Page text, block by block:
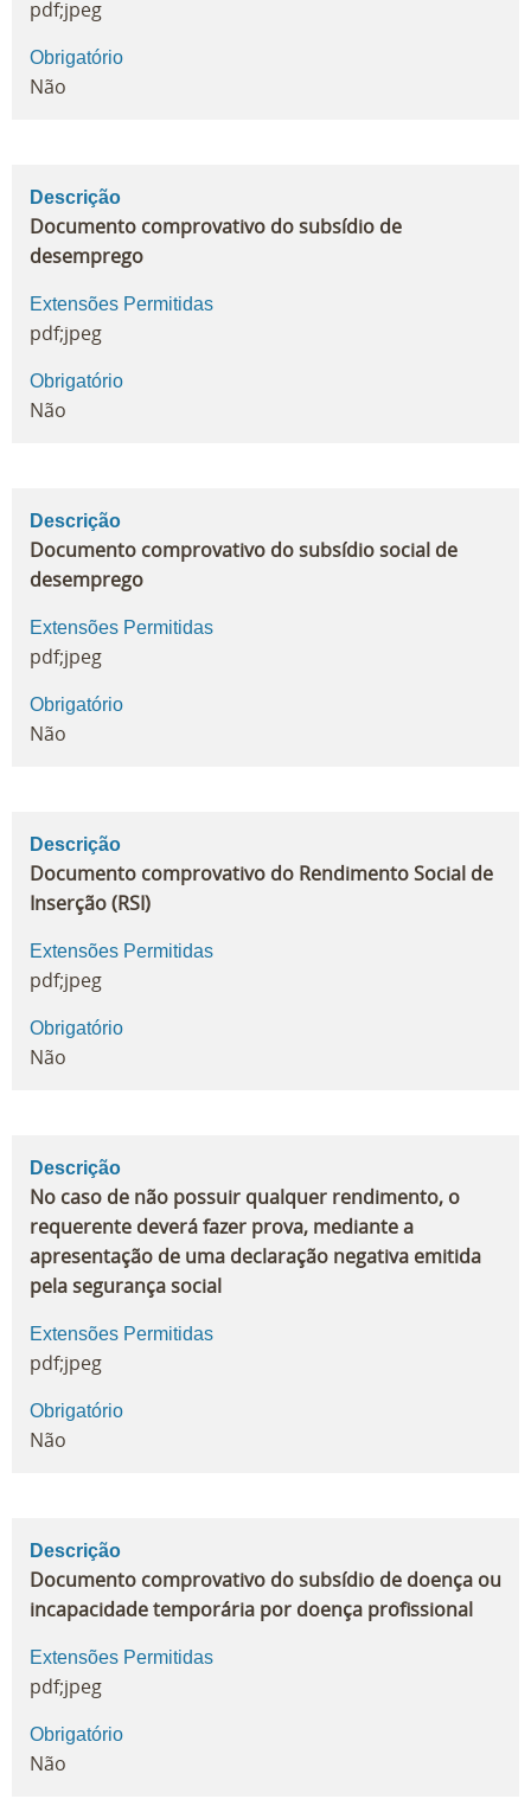
pdf;jpeg
Obrigatório
Não
Descrição
Documento comprovativo do subsídio de
desemprego
Extensões Permitidas
pdf;jpeg
Obrigatório
Não
Descrição
Documento comprovativo do subsídio social de
desemprego
Extensões Permitidas
pdf;jpeg
Obrigatório
Não
Descrição
Documento comprovativo do Rendimento Social de
Inserção (RSI)
Extensões Permitidas
pdf;jpeg
Obrigatório
Não
Descrição
No caso de não possuir qualquer rendimento, o
requerente deverá fazer prova, mediante a
apresentação de uma declaração negativa emitida
pela segurança social
Extensões Permitidas
pdf;jpeg
Obrigatório
Não
Descrição
Documento comprovativo do subsídio de doença ou
incapacidade temporária por doença profissional
Extensões Permitidas
pdf;jpeg
Obrigatório
Não